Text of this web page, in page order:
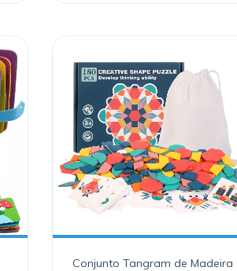
Conjunto Tangram de Madeira